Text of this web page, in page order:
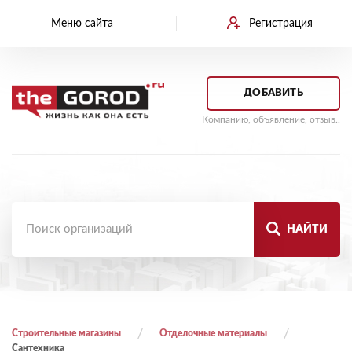
Меню сайта Регистрация
ДОБАВИТЬ
Компанию, объявление, отзыв..
НАЙТИ
Строительные магазины
Отделочные материалы
Сантехника